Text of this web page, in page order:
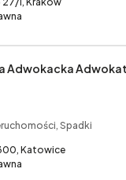
Spadki
Katowice